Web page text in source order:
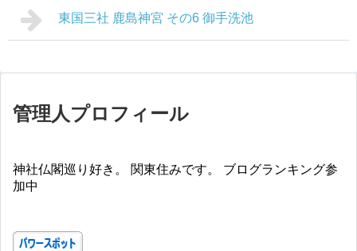
東国三社 鹿島神宮 その6 御手洗池
管理人プロフィール
神社仏閣巡り好き。 関東住みです。 ブログランキング参
加中